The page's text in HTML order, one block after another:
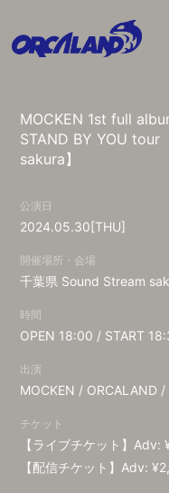
LIVE / SCHEDULE
DISC
GOODS
MOCKEN 1st full
STAND BY YOU tour
sakura】
公演日
2024.05.30[THU]
開催場所・会場
千葉県 Sound Stream
時間
OPEN 18:00 / START
出演
MOCKEN / ORCALAND
チケット
【ライブチケット】
【配信チケット】Adv: